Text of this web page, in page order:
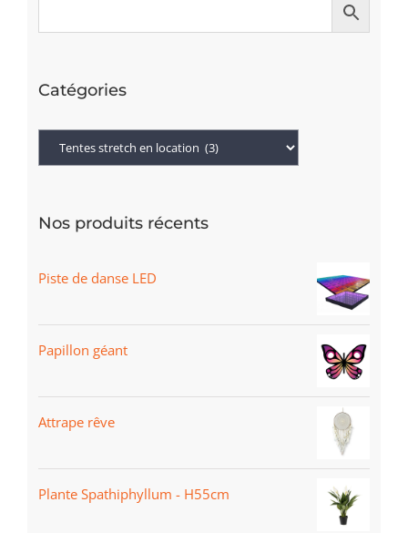
Catégories
Nos produits récents
Piste de danse LED
Papillon géant
Attrape rêve
Plante Spathiphyllum - H55cm